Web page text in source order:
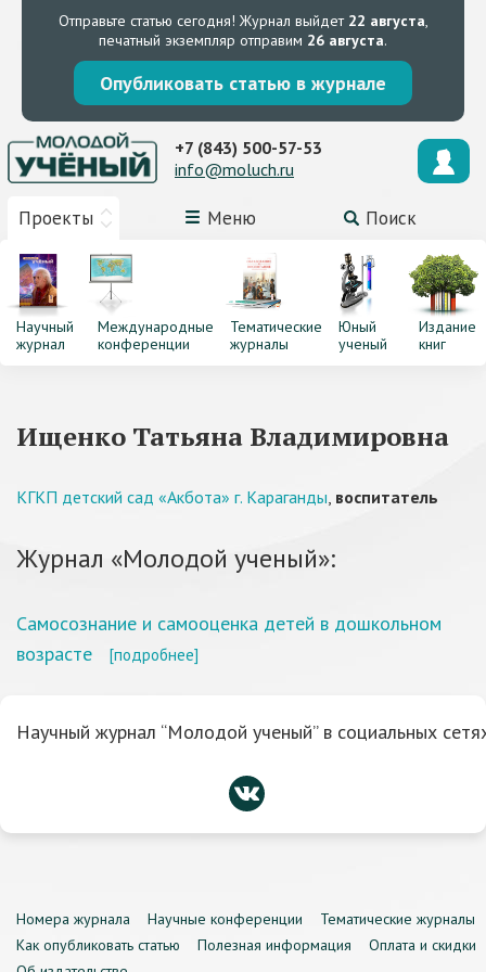
Отправьте статью сегодня! Журнал выйдет 22 августа,
печатный экземпляр отправим 26 августа.
Опубликовать статью в журнале
Проекты Меню Поиск
+7 (843) 500-57-53
info@moluch.ru
Научный
журнал
Международные
конференции
Тематические
журналы
Юный
ученый
Издание
книг
Ищенко Татьяна Владимировна
КГКП детский сад «Акбота» г. Караганды, воспитатель
Журнал «Молодой ученый»:
Самосознание и самооценка детей в дошкольном
возрасте
[подробнее]
Научный журнал “Молодой ученый” в социальных
Номера журнала Научные конференции
Тематические журналы
Как опубликовать статью
Полезная информация
Оплата и скидки